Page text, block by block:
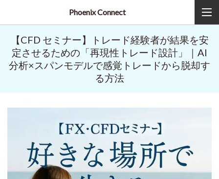
Phoenix Connect
【CFD セミナー】トレード経験者が結果を安
定させるための「再現性トレード設計」｜AI
分析×スパンモデルで感覚トレードから脱却す
る方法